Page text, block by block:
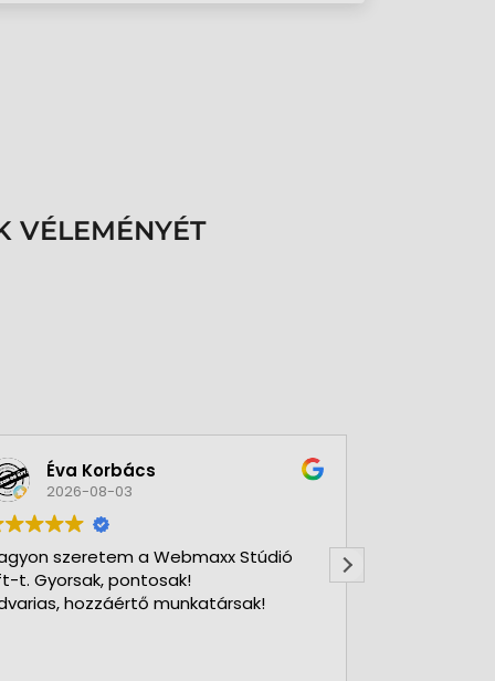
VÉLEMÉNYÉT
Éva Korbács
2026-08-03
szeretem a Webmaxx Stúdió
t. Gyorsak, pontosak!
hozzáértő munkatársak!